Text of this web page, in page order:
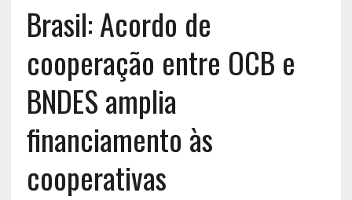
Brasil: Acordo de
cooperação entre OCB e
BNDES amplia
financiamento às
cooperativas